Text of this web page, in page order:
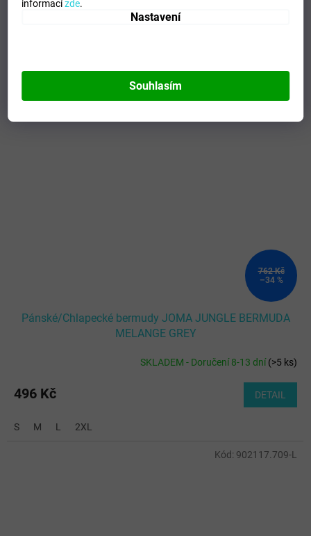
informacízde.
Nastavení
Souhlasím
762 Kč
–34 %
Pánské/Chlapecké bermudy JOMA JUNGLE BERMUDA
MELANGE GREY
SKLADEM - Doručení 8-13 dní(>5 ks)
496 Kč DETAIL
S M L 2XL
102321.280-2XL
Kód: 902117.709-L
100822.600